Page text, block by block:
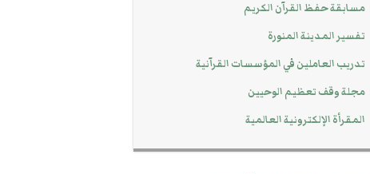
مسابقة حفظ القرآن الكريم
تفسير المدينة المنورة
تدريب العاملين في المؤسسات القرآنية
مجلة وقف تعظيم الوحيين
المقرأة الإلكترونية العالمية